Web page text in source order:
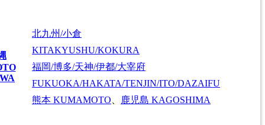
北九州/小倉
KITAKYUSHU/KOKURA
福岡/博多/天神/伊都/大宰府
FUKUOKA/HAKATA/TENJIN/ITO/DAZAIFU
熊本 KUMAMOTO 鹿児島 KAGOSHIMA